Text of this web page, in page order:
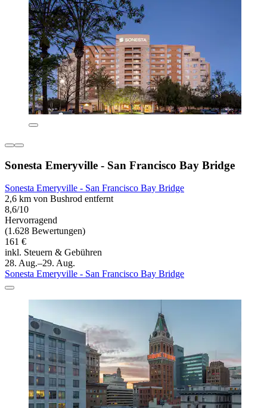
Sonesta Emeryville - San Francisco Bay Bridge
Sonesta Emeryville - San Francisco Bay Bridge
2,6 km von Bushrod entfernt
8,6/10
Hervorragend
(1.628 Bewertungen)
161 €
inkl. Steuern & Gebühren
28. Aug.–29. Aug.
Sonesta Emeryville - San Francisco Bay Bridge